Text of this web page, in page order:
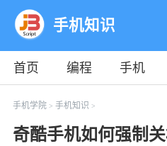
手机知识
首页 编程 手机
教程
平面
手机学院> 手机知识 >
奇酷手机如何强制